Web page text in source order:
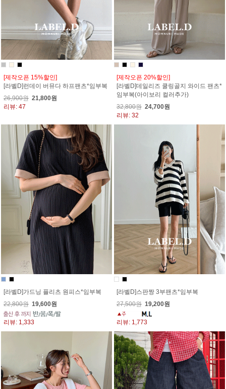
[제작오픈 15%할인]
[라벨D]런데이 버뮤다 하프팬츠*임부복
26,900원 21,800원
리뷰: 47
[제작오픈 20%할인]
[라벨D]데일리즈 쿨링골지 와이드 팬츠*
임부복(아이보리 컬러추가)
32,800원 24,700원
리뷰: 32
[라벨D]가드닝 플리츠 원피스*임부복
22,800원 19,600원
리뷰: 1,333
[라벨D]스판짱 3부팬츠*임부복
27,500원 19,200원
리뷰: 1,773